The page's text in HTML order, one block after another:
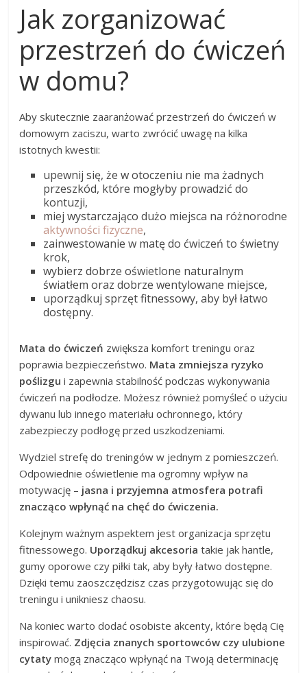
Jak zorganizować
przestrzeń do ćwiczeń
w domu?
Aby skutecznie zaaranżować przestrzeń do ćwiczeń w
domowym zaciszu, warto zwrócić uwagę na kilka
istotnych kwestii:
upewnij się, że w otoczeniu nie ma żadnych
przeszkód, które mogłyby prowadzić do
kontuzji,
miej wystarczająco dużo miejsca na różnorodne
aktywności fizyczne,
zainwestowanie w matę do ćwiczeń to świetny
krok,
wybierz dobrze oświetlone naturalnym
światłem oraz dobrze wentylowane miejsce,
uporządkuj sprzęt fitnessowy, aby był łatwo
dostępny.
Mata do ćwiczeń zwiększa komfort treningu oraz
poprawia bezpieczeństwo. Mata zmniejsza ryzyko
poślizgu i zapewnia stabilność podczas wykonywania
ćwiczeń na podłodze. Możesz również pomyśleć o użyciu
dywanu lub innego materiału ochronnego, który
zabezpieczy podłogę przed uszkodzeniami.
Wydziel strefę do treningów w jednym z pomieszczeń.
Odpowiednie oświetlenie ma ogromny wpływ na
motywację – jasna i przyjemna atmosfera potrafi
znacząco wpłynąć na chęć do ćwiczenia.
Kolejnym ważnym aspektem jest organizacja sprzętu
fitnessowego. Uporządkuj akcesoria takie jak hantle,
gumy oporowe czy piłki tak, aby były łatwo dostępne.
Dzięki temu zaoszczędzisz czas przygotowując się do
treningu i unikniesz chaosu.
Na koniec warto dodać osobiste akcenty, które będą Cię
inspirować. Zdjęcia znanych sportowców czy ulubione
cytaty mogą znacząco wpłynąć na Twoją determinację